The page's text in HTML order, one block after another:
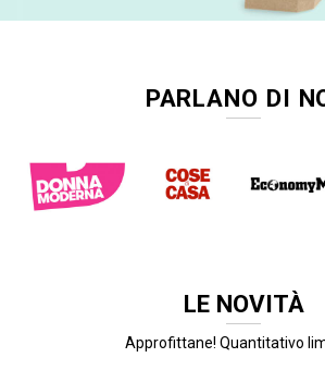
PARLANO DI
LE NOVITÀ
Approfittane! Quantitativo